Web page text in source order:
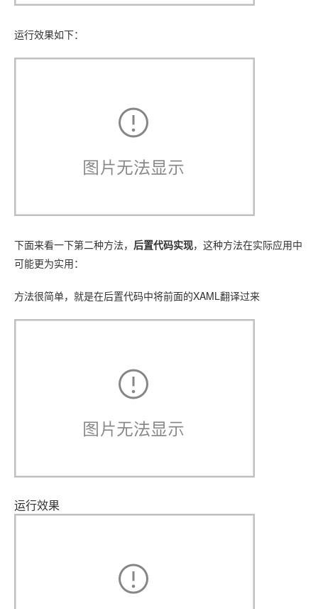
运行效果如下：
下面来看一下第二种方法， 后置代码实现，这种方法在实际应用中
可能更为实用：
方法很简单，就是在后置代码中将前面的XAML翻译过来
运行效果